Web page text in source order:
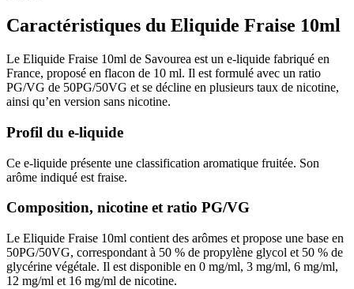
Caractéristiques du Eliquide Fraise 10ml
Le Eliquide Fraise 10ml de Savourea est un e-liquide fabriqué en
France, proposé en flacon de 10 ml. Il est formulé avec un ratio
PG/VG de 50PG/50VG et se décline en plusieurs taux de nicotine,
ainsi qu’en version sans nicotine.
Profil du e-liquide
Ce e-liquide présente une classification aromatique fruitée. Son
arôme indiqué est fraise.
Composition, nicotine et ratio PG/VG
Le Eliquide Fraise 10ml contient des arômes et propose une base en
50PG/50VG, correspondant à 50 % de propylène glycol et 50 % de
glycérine végétale. Il est disponible en 0 mg/ml, 3 mg/ml, 6 mg/ml,
12 mg/ml et 16 mg/ml de nicotine.